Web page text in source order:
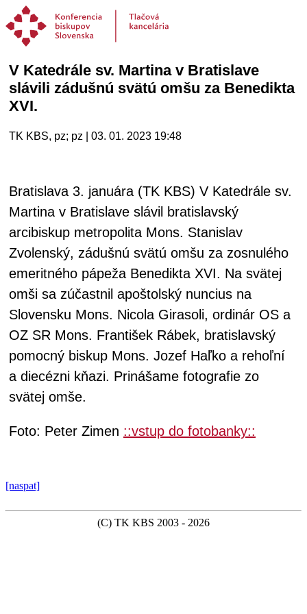
V Katedrále sv. Martina v Bratislave
slávili zádušnú svätú omšu za Benedikta
XVI.
TK KBS, pz; pz | 03. 01. 2023 19:48
Bratislava 3. januára (TK KBS) V Katedrále sv.
Martina v Bratislave slávil bratislavský
arcibiskup metropolita Mons. Stanislav
Zvolenský, zádušnú svätú omšu za zosnulého
emeritného pápeža Benedikta XVI. Na svätej
omši sa zúčastnil apoštolský nuncius na
Slovensku Mons. Nicola Girasoli, ordinár OS a
OZ SR Mons. František Rábek, bratislavský
pomocný biskup Mons. Jozef Haľko a rehoľní
a diecézni kňazi. Prinášame fotografie zo
svätej omše.
Foto: Peter Zimen ::vstup do fotobanky::
[naspat]
(C) TK KBS 2003 - 2026